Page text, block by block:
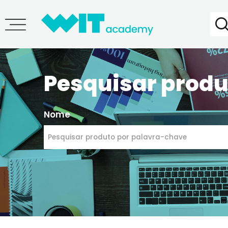
Pesquisar
Nome